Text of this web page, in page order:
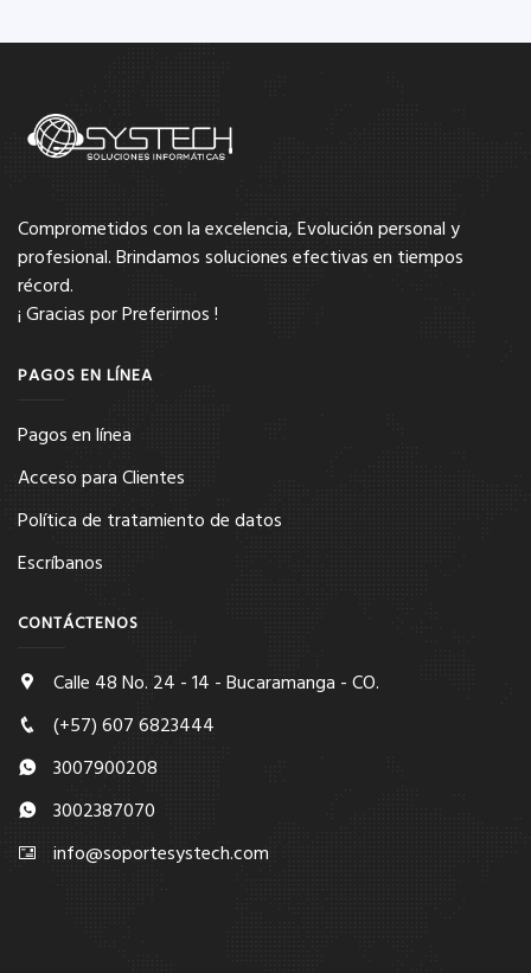
Comprometidos con la excelencia, Evolución personal y
profesional. Brindamos soluciones efectivas en tiempos
récord.
¡ Gracias por Preferirnos !
PAGOS EN LÍNEA
Pagos en línea
Acceso para Clientes
Política de tratamiento de datos
Escríbanos
CONTÁCTENOS
Calle 48 No. 24 - 14 - Bucaramanga - CO.
(+57) 607 6823444
3007900208
3002387070
info@soportesystech.com